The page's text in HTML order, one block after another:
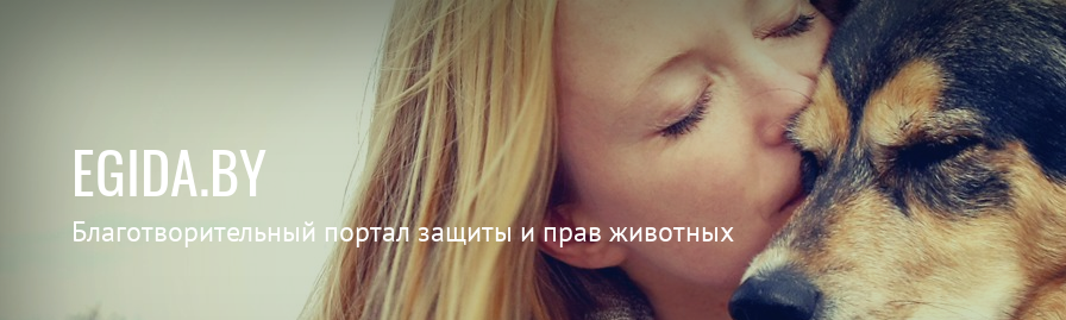
EGIDA.BY
Благотворительный портал защиты и прав животных